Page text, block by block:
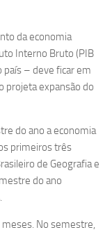
da economia
Interno Bruto (PIB
país – deve ficar em
projeta expansão do
do ano a economia
primeiros três
de Geografia e
do ano
meses. No semestre,